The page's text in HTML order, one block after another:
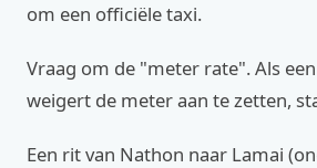
om een officiële taxi.
Vraag om de "meter rate". Als
weigert de meter aan te zetten,
Een rit van Nathon naar Lamai